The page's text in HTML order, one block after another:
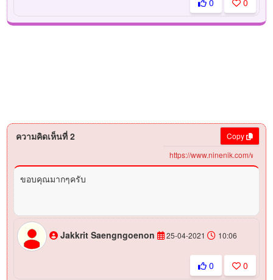
0 0
ความคิดเห็นที่ 2 Copy
ขอบคุณมากๆครับ
Jakkrit Saengngoenon 25-04-2021 10:06
0 0